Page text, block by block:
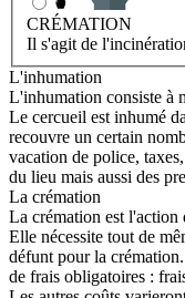
CRÉMATION
Il s'agit de
L'inhumation
L'inhumation consiste à
Le cercueil est inhumé
recouvre un certain
vacation de police,
du lieu mais aussi des
La crémation
La crémation est l'action
Elle nécessite tout de
défunt pour la
de frais obligatoires :